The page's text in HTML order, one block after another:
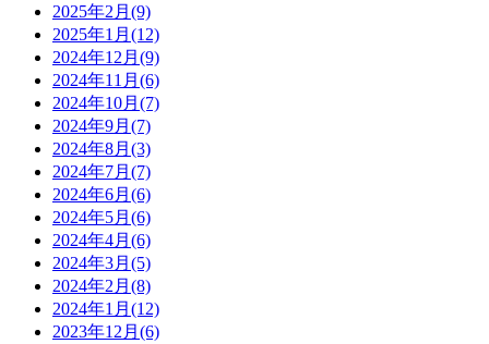
2025年2月(9)
2025年1月(12)
2024年12月(9)
2024年11月(6)
2024年10月(7)
2024年9月(7)
2024年8月(3)
2024年7月(7)
2024年6月(6)
2024年5月(6)
2024年4月(6)
2024年3月(5)
2024年2月(8)
2024年1月(12)
2023年12月(6)